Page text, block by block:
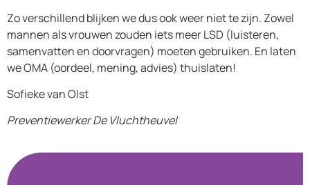
Zo verschillend blijken we dus ook weer niet te zijn. Zowel
mannen als vrouwen zouden iets meer LSD (luisteren,
samenvatten en doorvragen) moeten gebruiken. En laten
we OMA (oordeel, mening, advies) thuislaten!
Sofieke van Olst
Preventiewerker De Vluchtheuvel